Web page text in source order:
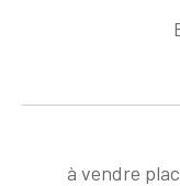
à vendre